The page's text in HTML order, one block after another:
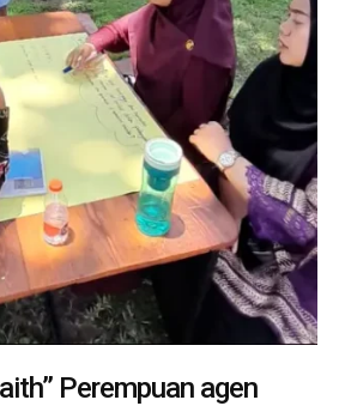
Perempuan agen